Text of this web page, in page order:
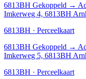
6813BH Gekoppeld →
Imkerweg 4, 6813BH
6813BH · Perceelkaart
6813BH Gekoppeld →
Imkerweg 5, 6813BH
6813BH · Perceelkaart